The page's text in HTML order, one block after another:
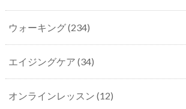
ウォーキング(234)
エイジングケア (34)
オンラインレッスン (12)